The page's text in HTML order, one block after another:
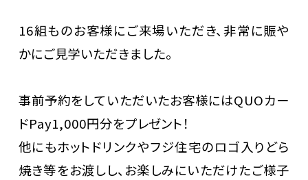
16組ものお客様にご来場いただき、非常に賑や
かにご見学いただきました。
事前予約をしていただいたお客様にはQUOカー
ドPay1,000円分をプレゼント！
他にもホットドリンクやフジ住宅のロゴ入りどら
焼き等をお渡しし、お楽しみにいただけたご様子